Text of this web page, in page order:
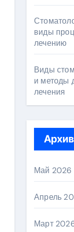
виды
лечению
Виды
и методы
лечения
Архив
Май 2026
Апрель
Март